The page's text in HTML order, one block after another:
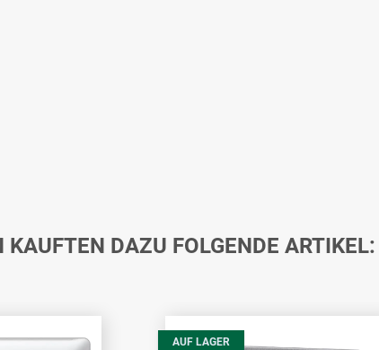
KAUFTEN DAZU FOLGENDE ARTIKEL:
AUF LAGER